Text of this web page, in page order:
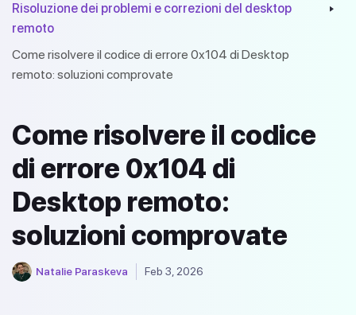
Risoluzione dei problemi e correzioni del desktop
remoto
Come risolvere il codice di errore 0x104 di Desktop
remoto: soluzioni comprovate
Come risolvere il codice
di errore 0x104 di
Desktop remoto:
soluzioni comprovate
Natalie Paraskeva Feb 3, 2026